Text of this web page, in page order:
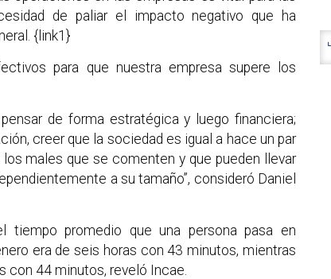
de paliar el impacto negativo que ha
{link1}
para que nuestra empresa supere los
de forma estratégica y luego financiera;
creer que la sociedad es igual a hace un par
males que se comenten y que pueden llevar
a su tamaño”, consideró Daniel
tiempo promedio que una persona pasa en
era de seis horas con 43 minutos, mientras
con 44 minutos, reveló Incae.